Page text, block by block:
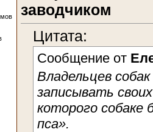
заводчиком
Цитата:
Сообщение от
Владельцев собак
записывать
которого собаке
пса».